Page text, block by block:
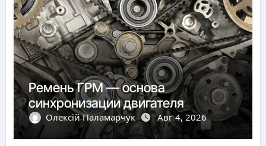
Ремень ГРМ — основа
синхронизации двигателя
Олексій Паламарчук Авг 4, 2026